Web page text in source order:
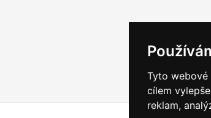
Tyto webové
cílem
reklam,